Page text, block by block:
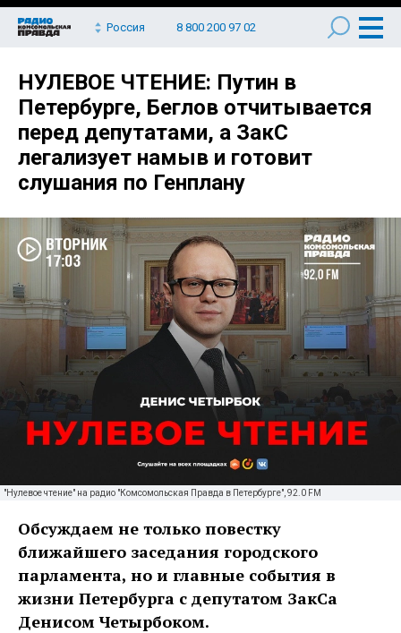
Россия 8 800 200 97 02
НУЛЕВОЕ ЧТЕНИЕ: Путин в
Петербурге, Беглов отчитывается
перед депутатами, а ЗакС
легализует намыв и готовит
слушания по Генплану
"Нулевое чтение" на радио "Комсомольская Правда в Петербурге", 92.0 FM
Обсуждаем не только повестку
ближайшего заседания городского
парламента, но и главные события в
жизни Петербурга с депутатом ЗакСа
Денисом Четырбоком.